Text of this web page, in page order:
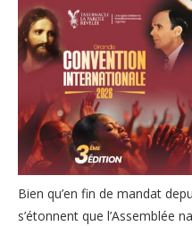
Bien qu’en fin de mandat
s’étonnent que l’Assemblée